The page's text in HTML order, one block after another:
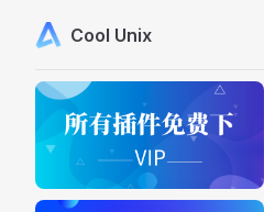
Skip to content
Cool Unix
Sidebar Navigation